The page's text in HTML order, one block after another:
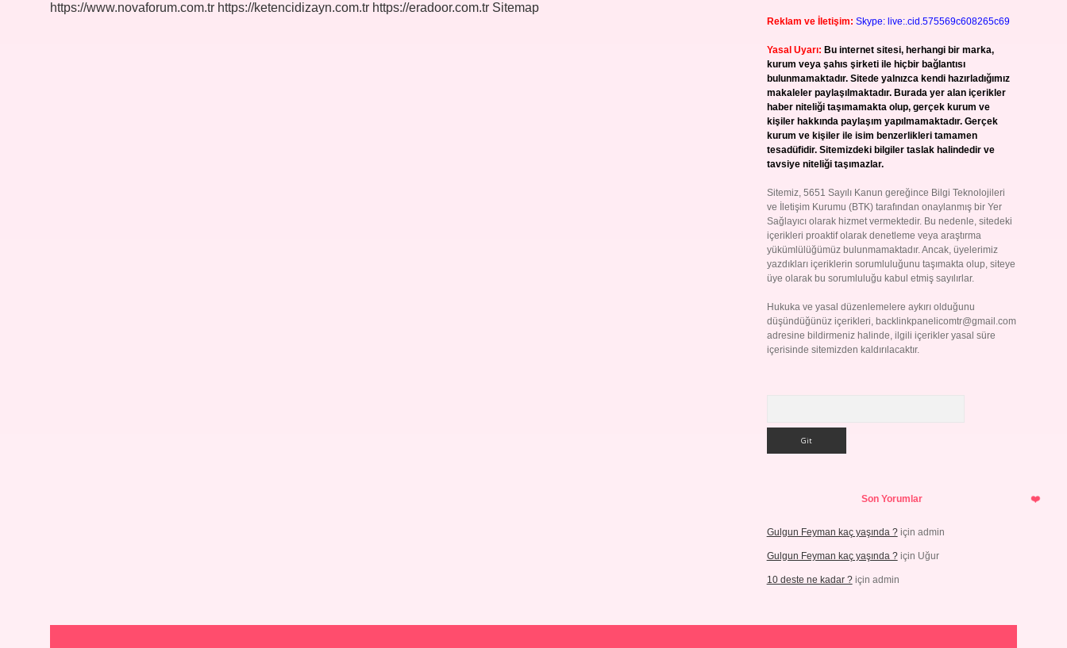
?
https://www.novaforum.com.tr https://ketencidizayn.com.tr https://eradoor.com.tr Sitemap
Reklam ve İletişim: Skype: live:.cid.575569c608265c69
Yasal Uyarı: Bu internet sitesi, herhangi bir marka,
kurum veya şahıs şirketi ile hiçbir bağlantısı
bulunmamaktadır. Sitede yalnızca kendi hazırladığımız
makaleler paylaşılmaktadır. Burada yer alan içerikler
haber niteliği taşımamakta olup, gerçek kurum ve
kişiler hakkında paylaşım yapılmamaktadır. Gerçek
kurum ve kişiler ile isim benzerlikleri tamamen
tesadüfidir. Sitemizdeki bilgiler taslak halindedir ve
tavsiye niteliği taşımazlar.
Sitemiz, 5651 Sayılı Kanun gereğince Bilgi Teknolojileri
ve İletişim Kurumu (BTK) tarafından onaylanmış bir Yer
Sağlayıcı olarak hizmet vermektedir. Bu nedenle, sitedeki
içerikleri proaktif olarak denetleme veya araştırma
yükümlülüğümüz bulunmamaktadır. Ancak, üyelerimiz
yazdıkları içeriklerin sorumluluğunu taşımakta olup, siteye
üye olarak bu sorumluluğu kabul etmiş sayılırlar.
Hukuka ve yasal düzenlemelere aykırı olduğunu
düşündüğünüz içerikleri, backlinkpanelicomtr@gmail.com
adresine bildirmeniz halinde, ilgili içerikler yasal süre
içerisinde sitemizden kaldırılacaktır.
Son Yorumlar
Gulgun Feyman kaç yaşında ?için admin
Gulgun Feyman kaç yaşında ?için Uğur
10 deste ne kadar ?için admin